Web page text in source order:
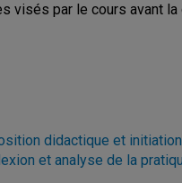
visés par le cours avant la
didactique et
et analyse de la